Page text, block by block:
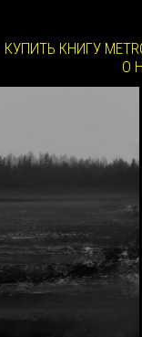
КУПИТЬ КНИГУ
О